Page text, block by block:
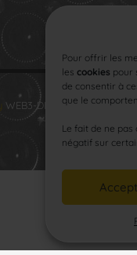
Pour offrir les
les cookies pour
de consentir à
que le
Le fait de ne
négatif sur
WEB3-DESIGN.